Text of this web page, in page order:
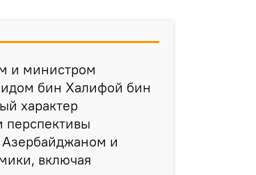
и министром
бин Халифой бин
характер
перспективы
и
включая